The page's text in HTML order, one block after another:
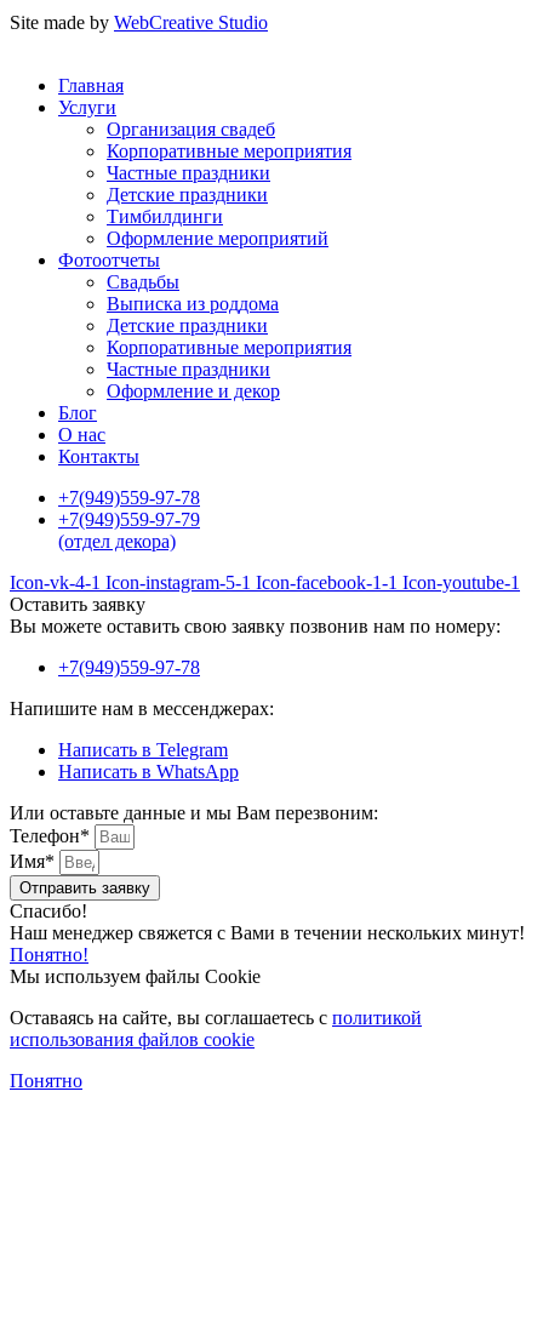
Site made by WebCreative Studio
Главная
Услуги
Организация свадеб
Корпоративные мероприятия
Частные праздники
Детские праздники
Тимбилдинги
Оформление мероприятий
Фотоотчеты
Cвадьбы
Выписка из роддома
Детские праздники
Корпоративные мероприятия
Частные праздники
Оформление и декор
Блог
О нас
Контакты
+7(949)559-97-78
+7(949)559-97-79
(отдел декора)
Icon-vk-4-1 Icon-instagram-5-1 Icon-facebook-1-1 Icon-youtube-1
Оставить заявку
Вы можете оставить свою заявку позвонив нам по номеру:
+7(949)559-97-78
Напишите нам в мессенджерах:
Написать в Telegram
Написать в WhatsApp
Или оставьте данные и мы Вам перезвоним:
Телефон*
Имя*
Отправить заявку
Спасибо!
Наш менеджер свяжется с Вами в течении нескольких минут!
Понятно!
Мы используем файлы Cookie
Оставаясь на сайте, вы соглашаетесь c политикой
использования файлов cookie
Понятно